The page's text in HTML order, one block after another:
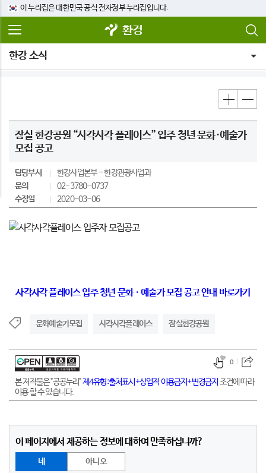
이 누리집은 대한민국 공식 전자정부 누리집입니다.
환경
한강 소식
잠실 한강공원 “사각사각 플레이스” 입주 청년 문화·예술가
모집 공고
담당부서 한강사업본부
한강관광사업과
문의
02-3780-0737
수정일
2020-03-06
사각사각 플레이스 입주 청년 문화ㆍ예술가 모집 공고 안내 바로가기
문화예술가모집 사각사각플레이스 잠실한강공원
본 저작물은 "공공누리"제4유형:출처표시+상업적 이용금지+변경금지 조건에 따라
이용 할 수 있습니다.
0
이 페이지에서 제공하는 정보에 대하여 만족하십니까?
네 아니오